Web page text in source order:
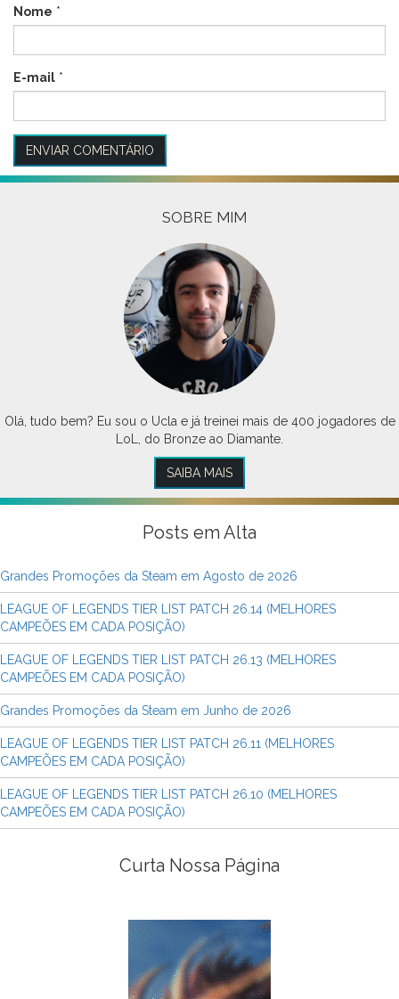
Nome *
E-mail *
SOBRE MIM
Olá, tudo bem? Eu sou o Ucla e já treinei mais de 400 jogadores de
LoL, do Bronze ao Diamante.
SAIBA MAIS
Posts em Alta
Grandes Promoções da Steam em Agosto de 2026
LEAGUE OF LEGENDS TIER LIST PATCH 26.14 (MELHORES
CAMPEÕES EM CADA POSIÇÃO)
LEAGUE OF LEGENDS TIER LIST PATCH 26.13 (MELHORES
CAMPEÕES EM CADA POSIÇÃO)
Grandes Promoções da Steam em Junho de 2026
LEAGUE OF LEGENDS TIER LIST PATCH 26.11 (MELHORES
CAMPEÕES EM CADA POSIÇÃO)
LEAGUE OF LEGENDS TIER LIST PATCH 26.10 (MELHORES
CAMPEÕES EM CADA POSIÇÃO)
Curta Nossa Página